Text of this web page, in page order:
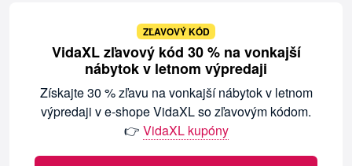
ZĽAVOVÝ KÓD
VidaXL zľavový kód 30 % na vonkajší
nábytok v letnom výpredaji
Získajte 30 % zľavu na vonkajší nábytok v letnom
výpredaji v e-shope VidaXL so zľavovým kódom.
👉 VidaXL kupóny